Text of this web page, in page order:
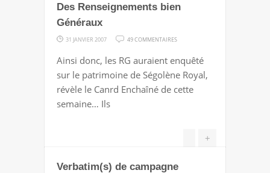
Des Renseignements bien
Généraux
31 JANVIER 2007 49 COMMENTAIRES
RENSEIGNEMENTS
BIEN
GÉNÉRAUX
Ainsi donc, les RG auraient enquêté
sur le patrimoine de Ségolène Royal,
révèle le Canrd Enchaîné de cette
semaine… Ils
+
Verbatim(s) de campagne